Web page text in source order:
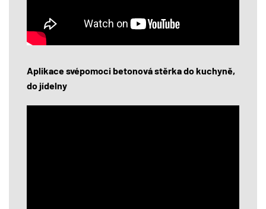
Aplikace svépomoci betonová stěrka do kuchyně,
do jídelny